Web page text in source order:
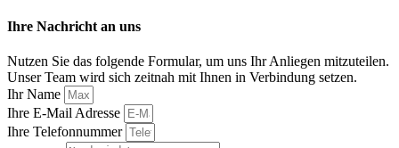
Ihre Nachricht an uns
Nutzen Sie das folgende Formular, um uns Ihr Anliegen mitzuteilen.
Unser Team wird sich zeitnah mit Ihnen in Verbindung setzen.
Ihr Name
Ihre E-Mail Adresse
Ihre Telefonnummer